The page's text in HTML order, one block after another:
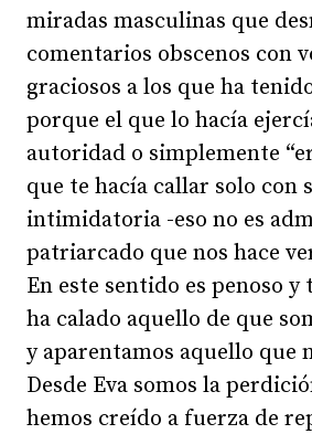
miradas masculinas que
comentarios obscenos con
graciosos a los que ha
porque el que lo hacía
autoridad o simplemente
que te hacía callar solo con
intimidatoria -eso no es
patriarcado que nos hace
En este sentido es penoso
ha calado aquello de que
y aparentamos aquello que
Desde Eva somos la
hemos creído a fuerza de